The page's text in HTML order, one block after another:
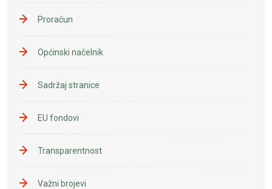
Proračun
Općinski načelnik
Sadržaj stranice
EU fondovi
Transparentnost
Važni brojevi